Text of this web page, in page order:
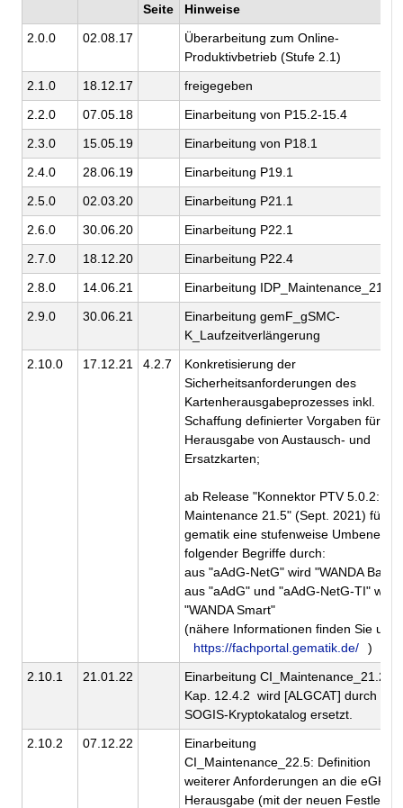
Seite
Hinweise
2.0.0
02.08.17
Überarbeitung zum Online-
Produktivbetrieb (Stufe 2.1)
2.1.0
18.12.17
freigegeben
2.2.0
07.05.18
Einarbeitung von P15.2-15.4
2.3.0
15.05.19
Einarbeitung von P18.1
2.4.0
28.06.19
Einarbeitung P19.1
2.5.0
02.03.20
Einarbeitung P21.1
2.6.0
30.06.20
Einarbeitung P22.1
2.7.0
18.12.20
Einarbeitung P22.4
2.8.0
14.06.21
Einarbeitung IDP_Maintenance_21.1
2.9.0
30.06.21
Einarbeitung gemF_gSMC-
K_Laufzeitverlängerung
2.10.0
17.12.21 4.2.7
Konkretisierung der
Sicherheitsanforderungen des
Kartenherausgabeprozesses inkl.
Schaffung definierter Vorgaben für die
Herausgabe von Austausch- und
Ersatzkarten;
ab Release "Konnektor PTV 5.0.2:
Maintenance 21.5" (Sept. 2021) führt
gematik eine stufenweise
folgender Begriffe durch:
aus "aAdG-NetG" wird "WANDA
aus "aAdG" und "aAdG-NetG-TI" wird
"WANDA Smart"
(nähere Informationen finden Sie
https://fachportal.gematik.de/
)
2.10.1
21.01.22
Einarbeitung CI_Maintenance_21.2:
Kap. 12.4.2 wird [ALGCAT] durch
SOGIS-Kryptokatalog ersetzt.
2.10.2
07.12.22
Einarbeitung
CI_Maintenance_22.5: Definition
weiterer Anforderungen an die eGK-
Herausgabe (mit der neuen